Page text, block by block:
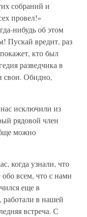
собраний и
провел!»
нибудь об этом
Пускай вредит, раз
кто был
разведчика в
свои. Обидно,
исключили из
рядовой член
можно
когда узнали, что
всем, что с нами
еще в
работали в нашей
встреча. С